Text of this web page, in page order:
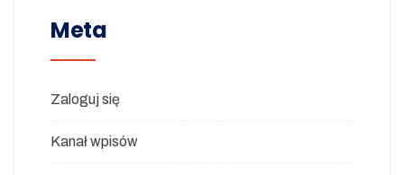
Meta
Zaloguj się
Kanał wpisów